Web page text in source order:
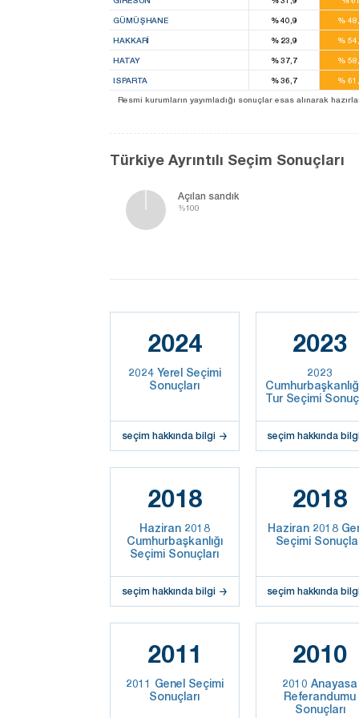
GÜMÜŞHANE %40,9 %
HAKKARI %23,9 %
HATAY %37,7 %
ISPARTA %36,7 %
Resmi kurumların yayımladığı sonuçlar esas alınarak
Türkiye Ayrıntılı Seçim Sonuçları
Açılan sandık
%100
2024
2024 Yerel Seçimi
Sonuçları
seçim hakkında bilgi
2023
2023
Tur Seçimi
seçim hakkında
2018
Haziran 2018
Cumhurbaşkanlığı
Seçimi Sonuçları
seçim hakkında bilgi
2018
Haziran 2018
Seçimi
seçim hakkında
2011
2011 Genel Seçimi
Sonuçları
2010
2010 Anayasa
Referandumu
Sonuçları